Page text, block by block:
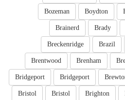
Boydton
Bozeman
Brady
Brainerd
Brazil
Breckenridge
Brenham
Brentwood
Bridgeport
Bridgeport
Brighton
Bristol
Bristol